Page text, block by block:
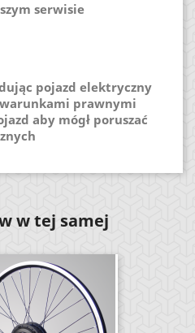
serwisie
pojazd elektryczny
prawnymi
aby mógł poruszać
w tej samej